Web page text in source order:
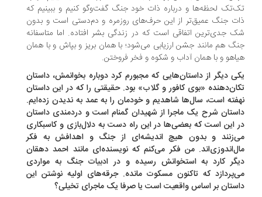
لحظه‌ها و درباره ذات خود جنگ گفت‌وگو کنیم و ببینیم که
جنگ عمیق‌تر از این حرف‌های روزمره و دم‌دستی است و بدون
جدی‌ترین اتفاقی است که در زندگی بشر افتاده. اما متاسفانه
هم مانند جشن ارزیابی می‌شود؛ با همان بریز و بپاش و با همان
و با همان آداب و شکوه و فخر فروختن.
دیگر از داستان‌هایی که مجبورم کرد دوباره بخوانمش، داستان
«بوی کافور و گلاب» بود. حقیقتی را که در این داستان
‌است، سال‌ها شاهدیم و خودمان را به عمد به ندیدن زده‌ایم.
شرح‌ یک ماجرا از شهیدان گمنام است و دردمندی داستان
این است که بعضی‌ها در این راه دست به دلال‌بازی و کاسبکاری
و بدون هیچ‌ اندیشه‌ای از جنگ و اهدافش به فکر
من فکر می‌کنم که نویسنده‌ای مانند احمد دهقان
کارد به استخوانش رسیده و در ادبیات جنگ به مواردی
که تاکنون مسکوت مانده. جرقه‌های اولیه نوشتن این
بر اساس واقعیت است یا صرفا یک ماجرای تخیلی؟